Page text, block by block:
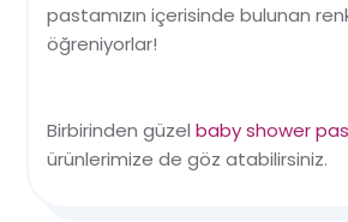
pastamızın içerisinde bulunan
öğreniyorlar!
Birbirinden güzelbaby shower
ürünlerimize de göz atabilirsiniz.